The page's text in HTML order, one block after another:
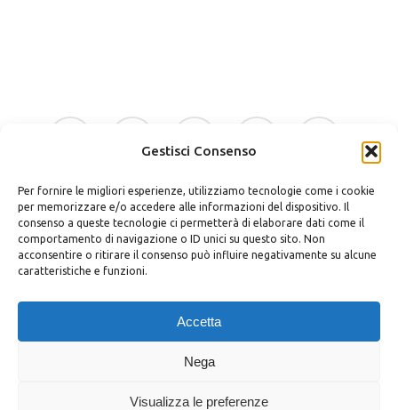
Gestisci Consenso
Per fornire le migliori esperienze, utilizziamo tecnologie come i cookie
per memorizzare e/o accedere alle informazioni del dispositivo. Il
consenso a queste tecnologie ci permetterà di elaborare dati come il
comportamento di navigazione o ID unici su questo sito. Non
acconsentire o ritirare il consenso può influire negativamente su alcune
caratteristiche e funzioni.
Accetta
Nega
Visualizza le preferenze
facebook
google-
instagram whatsapp tiktok
phone email
P.zza Vittorio Veneto 30 – 96012 Avola (SR)
P.iva 02037400898
Cookie Policy|Termini e Condizioni
© Bellino Regali Avola | Styled bysalvorubino.it